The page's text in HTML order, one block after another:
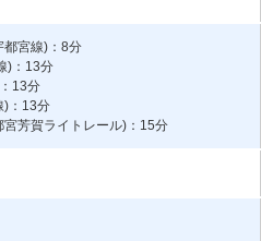
都宮線)：8分
)：13分
13分
)：13分
芳賀ライトレール)：15分